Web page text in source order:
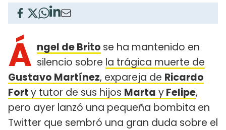
Á ngel de Brito se ha mantenido en
silencio sobre la trágica muerte de
Gustavo Martínez, expareja de Ricardo
Forty tutor de sus hijos Marta yFelipe,
pero ayer lanzó una pequeña bombita en
Twitter que sembró una gran duda sobre el